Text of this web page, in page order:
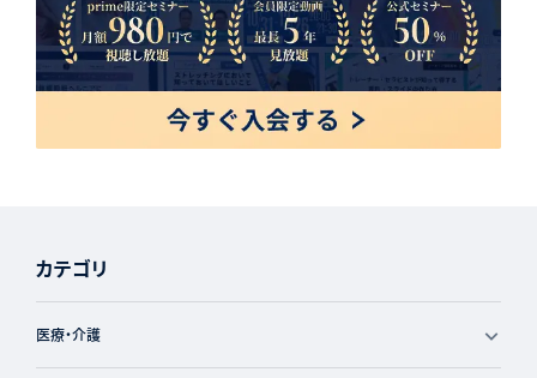
カテゴリ
医療・介護